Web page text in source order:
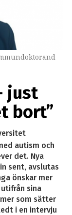
just
bort”
autism och
det. Nya
sent, avslutas
önskar mer
sina
som sätter
i en intervju